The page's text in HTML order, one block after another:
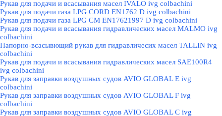
Рукав для подачи и всасывания масел IVALO ivg colbachini
Рукав для подачи газа LPG CORD EN1762 D ivg colbachini
Рукав для подачи газа LPG CM EN17621997 D ivg colbachini
Рукав для подачи и всасывания гидравлических масел MALMO ivg
colbachini
Напорно-всасывющий рукав для гидравличесих масел TALLIN ivg
colbachini
Рукав для подачи и всасывания гидравлических масел SAE100R4
ivg colbachini
Рукав для заправки воздушных судов AVIO GLOBAL E ivg
colbachini
Рукав для заправки воздушных судов AVIO GLOBAL F ivg
colbachini
Рукав для заправки воздушных судов AVIO GLOBAL C ivg